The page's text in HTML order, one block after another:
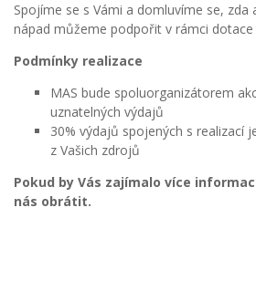
Spojíme se s Vámi a domluvíme se, zda
nápad můžeme podpořit v rámci dotace
Podmínky realizace
MAS bude spoluorganizátorem
uznatelných výdajů
30% výdajů spojených s realizací
z Vašich zdrojů
Pokud by Vás zajímalo více
nás obrátit.